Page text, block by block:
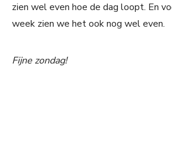
zien wel even hoe de dag loopt. En
week zien we het ook nog wel even.
Fijne zondag!